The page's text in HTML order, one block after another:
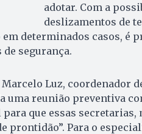
adotar. Com a
deslizamentos de
determinados casos, é
segurança.
Marcelo Luz, coordenador
uma reunião preventiva
que essas secretarias,
prontidão”. Para o